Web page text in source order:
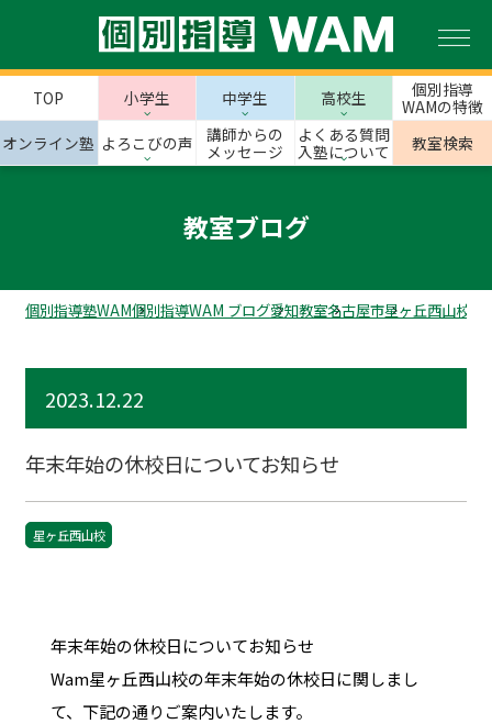
TOP 小学生 中学生 高校生
個別指導
WAMの特徴
オンライン塾 よろこびの声
講師からの
メッセージ
よくある質問
入塾について
教室検索
教室ブログ
個別指導塾WAM個別指導WAM ブログ愛知教室名古屋市星ヶ丘西山校の
2023.12.22
年末年始の休校日についてお知らせ
星ヶ丘西山校
年末年始の休校日についてお知らせ
Wam星ヶ丘西山校の年末年始の休校日に関しまし
て、下記の通りご案内いたします。